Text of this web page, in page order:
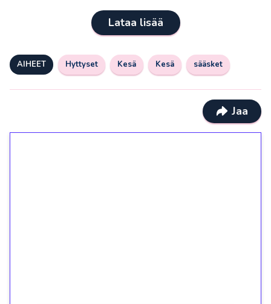
Lataa lisää
AIHEET Hyttyset Kesä Kesä sääsket
Jaa